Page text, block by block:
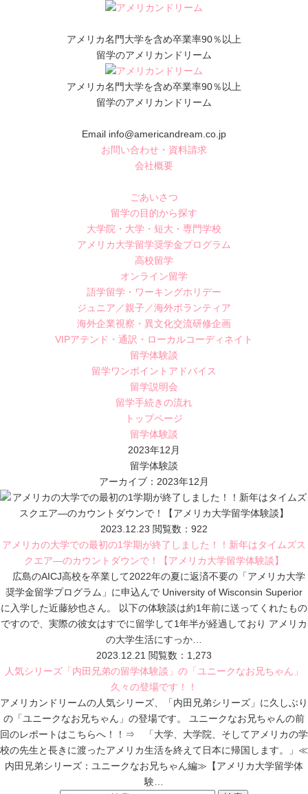
アメリカ名門大学を含め卒業率90％以上
留学のアメリカンドリーム
アメリカ名門大学を含め卒業率90％以上
留学のアメリカンドリーム
Email info@americandream.co.jp
お問い合わせ・資料請求
会社概要
ごあいさつ
留学の目的から探す
大学院・大学・短大・専門学校
アメリカ大学留学奨学金プログラム
高校留学
オンライン留学
語学留学・ワーキングホリデー
ジュニア／親子／海外ボランティア
海外企業視察・異文化交流研修企画
VIPアテンド・通訳・ローカルコーディネイト
留学体験談
留学ワンポイントアドバイス
留学説明会
留学手続きの流れ
トップページ
留学体験談
2023年12月
留学体験談
アーカイブ：2023年12月
2023.12.23 閲覧数：922
アメリカの大学での最初の1学期が終了しました！！新年はタイムズス
クエア―のカウントダウンで！【アメリカ大学留学体験談】
広島のAICJ高校を卒業して2022年の夏に返済不要の「アメリカ大学
奨学金留学プログラム」に申込んで University of Wisconsin Superior
に入学した近藤紗也さん。 以下の体験談は約1年前に送ってくれたもの
ですので、実際の彼女はすでに留学して1年半が経過しており アメリカ
の大学生活にすっか…
2023.12.21 閲覧数：1,273
人気シリーズ「内田兄弟の留学体験談」の「ユニークなお兄ちゃん」
久々の登場です！！
アメリカンドリームの人気シリーズ、「内田兄弟シリーズ」に久しぶり
の「ユニークなお兄ちゃん」の登場です。 ユニークなお兄ちゃんの前
回のレポートはこちらへ！！⇒ 「大学、大学院、そしてアメリカの学
校の先生と長きに渡ったアメリカ生活を終えて日本に帰国します。」≪
内田兄弟シリーズ：ユニークなお兄ちゃん編≫【アメリカ大学留学体
験…